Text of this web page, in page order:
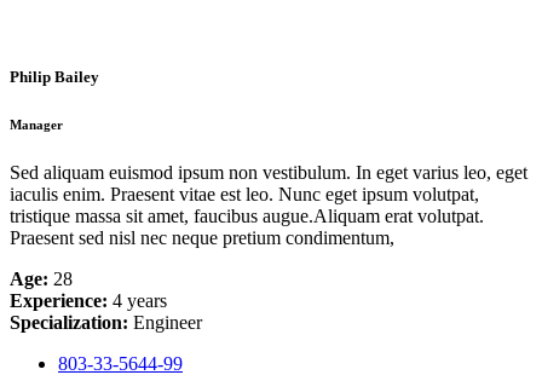
Philip Bailey
Manager
Sed aliquam euismod ipsum non vestibulum. In eget varius leo, eget
iaculis enim. Praesent vitae est leo. Nunc eget ipsum volutpat,
tristique massa sit amet, faucibus augue.Aliquam erat volutpat.
Praesent sed nisl nec neque pretium condimentum,
Age: 28
Experience: 4 years
Specialization: Engineer
803-33-5644-99